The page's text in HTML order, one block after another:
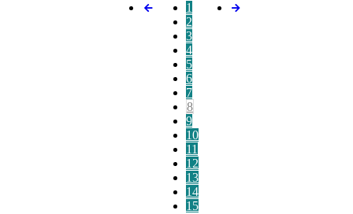
1
2
3
4
5
6
7
8
9
10
11
12
13
14
15